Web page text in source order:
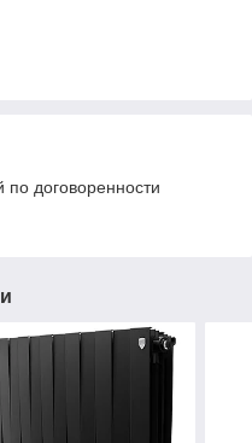
по договоренности